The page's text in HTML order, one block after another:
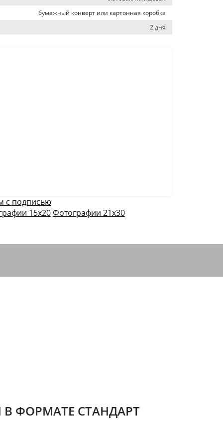
бумажный конверт или картонная коробка
2 дня
с подписью
15х20Фотографии 21х30
ФОРМАТЕ СТАНДАРТ